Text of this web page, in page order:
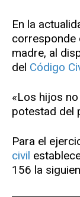
En la
corresponde
madre, al
del Código
«Los hijos
potestad del
Para el
civil
156 la